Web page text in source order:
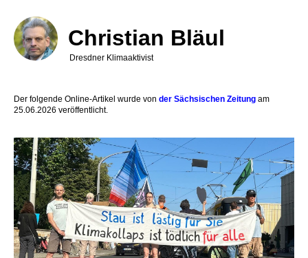
Inhalt
Christian Bläul
Dresdner Klimaaktivist
Der folgende Online-Artikel wurde von der Sächsischen Zeitung am
25.06.2026 veröffentlicht.